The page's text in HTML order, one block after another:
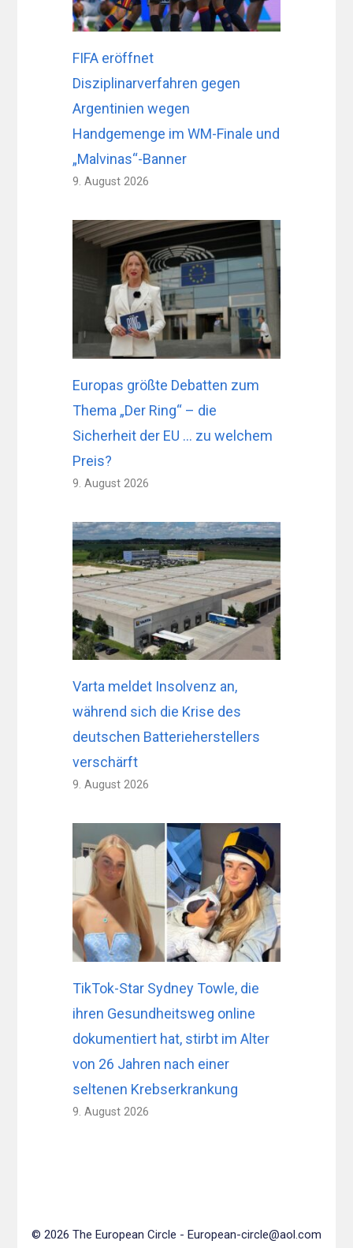
FIFA eröffnet
Disziplinarverfahren gegen
Argentinien wegen
Handgemenge im WM-Finale und
„Malvinas“-Banner
9. August 2026
Europas größte Debatten zum
Thema „Der Ring“ – die
Sicherheit der EU … zu welchem ​​
Preis?
9. August 2026
Varta meldet Insolvenz an,
während sich die Krise des
deutschen Batterieherstellers
verschärft
9. August 2026
TikTok-Star Sydney Towle, die
ihren Gesundheitsweg online
dokumentiert hat, stirbt im Alter
von 26 Jahren nach einer
seltenen Krebserkrankung
9. August 2026
© 2026 The European Circle - European-circle@aol.com